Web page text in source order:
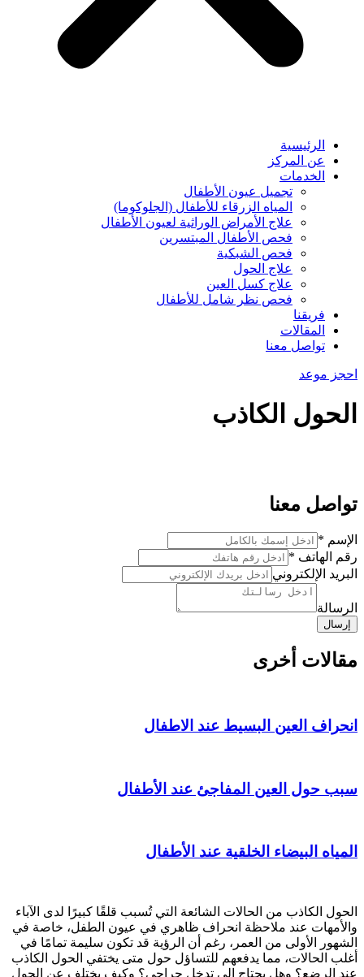
الرئيسية
عن المركز
الخدمات
تجميل عيون الأطفال
المياه الزرقاء للأطفال (الجلوكوما)
⁠علاج الأمراض الوراثية لعيون الأطفال
فحص الأطفال المبتسرين
فحص الشبكية
علاج الحول
علاج كسل العين
فحص نظر شامل للأطفال
فريقنا
المقالات
تواصل معنا
احجز موعد
الحول الكاذب
تواصل معنا
الإسم *
رقم الهاتف *
البريد الإلكتروني
الإلكتروني
الهاتف
الرسالة
إرسال
مقالات أخرى
انحراف العين البسيط عند الاطفال
سبب حول العين المفاجئ عند الأطفال
المياه البيضاء الخلقية عند الأطفال
الحول الكاذب من الحالات الشائعة التي تُسبب قلقًا كبيرًا لدى الآباء
والأمهات عند ملاحظة انحراف ظاهري في عيون الطفل، خاصة في
الشهور الأولى من العمر، رغم أن الرؤية قد تكون سليمة تمامًا في
أغلب الحالات، مما يدفعهم للتساؤل حول متى يختفي الحول الكاذب
عند الرضع؟ وهل يحتاج إلى تدخل جراحي؟ وكيف يختلف عن الحول